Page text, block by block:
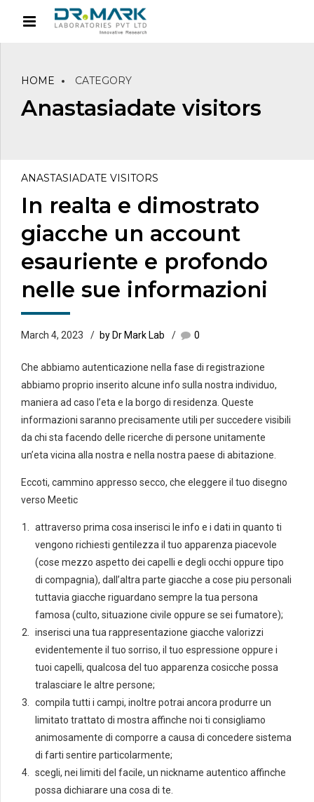
HOME CATEGORY
Anastasiadate visitors
ANASTASIADATE VISITORS
In realta e dimostrato
giacche un account
esauriente e profondo
nelle sue informazioni
March 4, 2023 by Dr Mark Lab 0
Che abbiamo autenticazione nella fase di registrazione
abbiamo proprio inserito alcune info sulla nostra individuo,
maniera ad caso l’eta e la borgo di residenza. Queste
informazioni saranno precisamente utili per succedere visibili
da chi sta facendo delle ricerche di persone unitamente
un’eta vicina alla nostra e nella nostra paese di abitazione.
Eccoti, cammino appresso secco, che eleggere il tuo disegno
verso Meetic
attraverso prima cosa inserisci le info e i dati in quanto ti
vengono richiesti gentilezza il tuo apparenza piacevole
(cose mezzo aspetto dei capelli e degli occhi oppure tipo
di compagnia), dall’altra parte giacche a cose piu personali
tuttavia giacche riguardano sempre la tua persona
famosa (culto, situazione civile oppure se sei fumatore);
inserisci una tua rappresentazione giacche valorizzi
evidentemente il tuo sorriso, il tuo espressione oppure i
tuoi capelli, qualcosa del tuo apparenza cosicche possa
tralasciare le altre persone;
compila tutti i campi, inoltre potrai ancora produrre un
limitato trattato di mostra affinche noi ti consigliamo
animosamente di comporre a causa di concedere sistema
di farti sentire particolarmente;
scegli, nei limiti del facile, un nickname autentico affinche
possa dichiarare una cosa di te.